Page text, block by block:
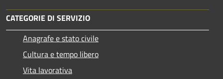
CATEGORIE DI SERVIZIO
Anagrafe e stato civile
Cultura e tempo libero
Vita lavorativa